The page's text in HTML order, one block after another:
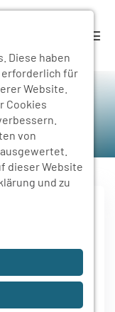
Diese haben
erforderlich für
Website.
Cookies
von
dieser Website
und zu